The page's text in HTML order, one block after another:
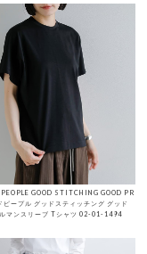
PEOPLE GOOD STITCHING GOOD PR
ピープル グッドスティッチング グッド
マンスリーブ Tシャツ 02-01-1494